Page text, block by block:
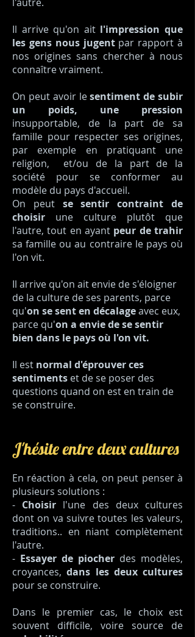
Il arrive qu'on ait l'impression que
les gens nous jugentpar rapport à
nos origines sans chercher à nous
connaître vraiment.
On peut avoir lesentiment de subir
un poids, une pression
insupportable, de la part de sa
famille pour respecter ses origines,
par exemple en pratiquant une
religion, et/ou de la part de la
société pour se conformer au
modèle du pays d'accueil.
On peutse sentir contraint de
choisir une culture plutôt que
l'autre, tout en ayant peur de trahir
sa famille ou au contraire le pays où
l'on vit.
Il arrive qu'on ait envie de s'éloigner
de la culture de ses parents, parce
qu'on se sent en décalageavec eux,
parce qu'on a envie de se sentir
bien dans le pays où l'on vit.
Il est normal d'éprouver ces
sentiments et de se poser des
questions quand on est en train de
se construire.
J'hésite entre deux cultures
En réaction à cela, on peut penser à
plusieurs solutions :
- Choisir l'une des deux cultures
dont on va suivre toutes les valeurs,
traditions.. en niant complètement
l'autre.
- Essayer de piocher des modèles,
croyances, dans les deux cultures
pour se construire.
Dans le premier cas, le choix est
souvent difficile, voire source de